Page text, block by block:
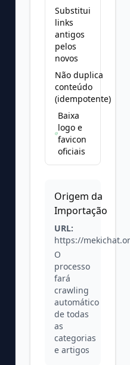
Substitui
links
antigos
pelos
novos
Não duplica
conteúdo
(idempotente)
Baixa
logo e
favicon
oficiais
Origem da
Importação
URL:
https://
O
processo
fará
crawling
automático
de todas
as
categorias
e artigos